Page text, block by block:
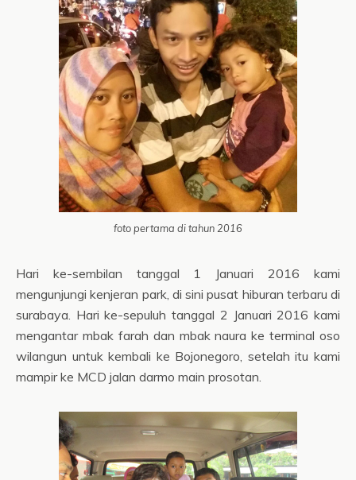
foto pertama di tahun 2016
Hari ke-sembilan tanggal 1 Januari 2016 kami
mengunjungi kenjeran park, di sini pusat hiburan terbaru di
surabaya. Hari ke-sepuluh tanggal 2 Januari 2016 kami
mengantar mbak farah dan mbak naura ke terminal oso
wilangun untuk kembali ke Bojonegoro, setelah itu kami
mampir ke MCD jalan darmo main prosotan.